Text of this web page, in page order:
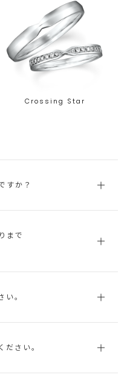
Crossing Star
すか？
まで
。
さい。